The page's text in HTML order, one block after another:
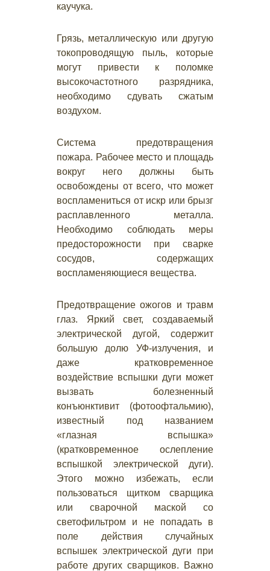
каучука.
Грязь, металлическую или другую
токопроводящую пыль, которые
могут привести к поломке
высокочастотного разрядника,
необходимо сдувать сжатым
воздухом.
Система предотвращения
пожара. Рабочее место и площадь
вокруг него должны быть
освобождены от всего, что может
воспламениться от искр или брызг
расплавленного металла.
Необходимо соблюдать меры
предосторожности при сварке
сосудов, содержащих
воспламеняющиеся вещества.
Предотвращение ожогов и травм
глаз. Яркий свет, создаваемый
электрической дугой, содержит
большую долю УФ-излучения, и
даже кратковременное
воздействие вспышки дуги может
вызвать болезненный
конъюнктивит (фотоофтальмию),
известный под названием
«глазная вспышка»
(кратковременное ослепление
вспышкой электрической дуги).
Этого можно избежать, если
пользоваться щитком сварщика
или сварочной маской со
светофильтром и не попадать в
поле действия случайных
вспышек электрической дуги при
работе других сварщиков. Важно